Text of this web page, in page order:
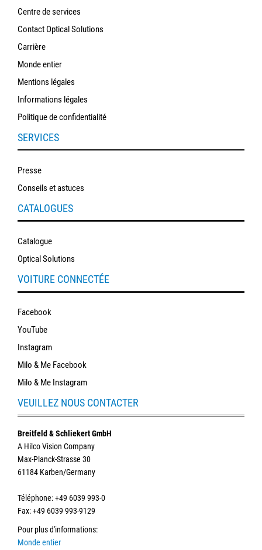
Centre de services
Contact Optical Solutions
Carrière
Monde entier
Mentions légales
Informations légales
Politique de confidentialité
SERVICES
Presse
Conseils et astuces
CATALOGUES
Catalogue
Optical Solutions
VOITURE CONNECTÉE
Facebook
YouTube
Instagram
Milo & Me Facebook
Milo & Me Instagram
VEUILLEZ NOUS CONTACTER
Breitfeld & Schliekert GmbH
A Hilco Vision Company
Max-Planck-Strasse 30
61184 Karben/Germany
Téléphone: +49 6039 993-0
Fax: +49 6039 993-9129
Pour plus d'informations:
Monde entier